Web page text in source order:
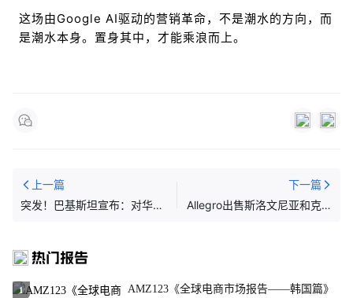
这场由Google AI驱动的营销革命，不是潮水的方向，而
是潮水本身。置身其中，才能乘浪而上。
上一篇
突发！巴基斯坦宣布：对华一
下一篇
Allegro出售斯洛文尼亚和克罗
热门报告
1
AMZ123《全球电商市场报告——韩国篇》